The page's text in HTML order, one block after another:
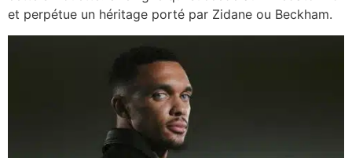
et perpétue un héritage porté par Zidane ou Beckham.​​